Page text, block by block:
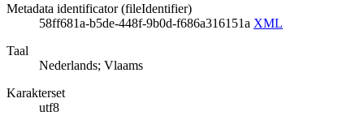
Metadata identificator (fileIdentifier)
58ff681a-b5de-448f-9b0d-f686a316151a XML
Taal
Nederlands; Vlaams
Karakterset
utf8